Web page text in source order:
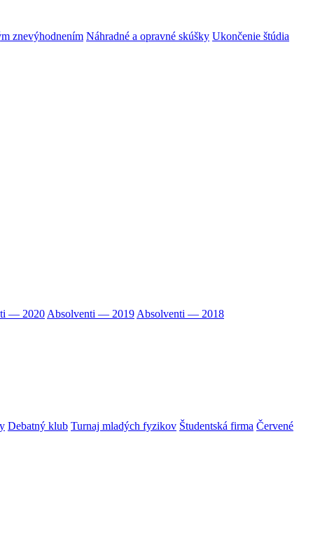
znevýhodnením Náhradné a opravné skúšky Ukončenie štúdia
— 2020 Absolventi — 2019 Absolventi — 2018
Debatný klub Turnaj mladých fyzikov Študentská firma Červené